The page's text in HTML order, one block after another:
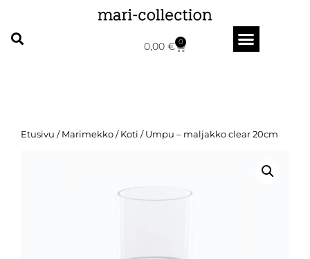
0,00 € 0
Etusivu /Marimekko/Koti / Umpu – maljakko clear 20cm